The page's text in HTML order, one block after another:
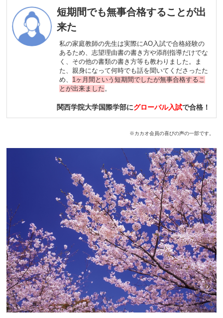
短期間でも無事合格することが出
来た
私の家庭教師の先生は実際にAO入試で合格経験の
あるため、志望理由書の書き方や添削指導だけでな
く、その他の書類の書き方等も教わりました。ま
た、親身になって何時でも話を聞いてくださったた
め、 1ヶ月間という短期間でしたが無事合格するこ
とが出来ました 。
関西学院大学国際学部にグローバル入試で合格！
※カカオ会員の喜びの声の一部です。